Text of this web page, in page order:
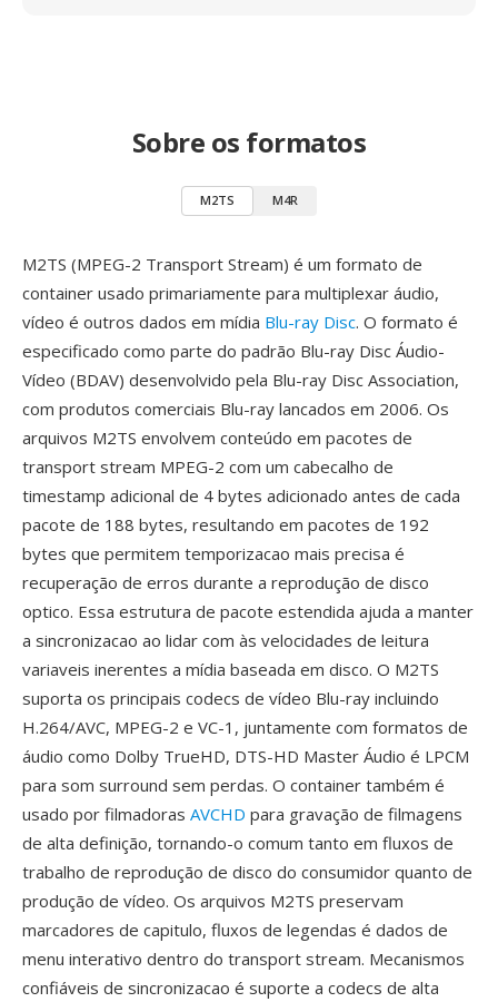
Sobre os formatos
M2TS M4R
M2TS (MPEG-2 Transport Stream) é um formato de
container usado primariamente para multiplexar áudio,
vídeo é outros dados em mídia Blu-ray Disc. O formato é
especificado como parte do padrão Blu-ray Disc Áudio-
Vídeo (BDAV) desenvolvido pela Blu-ray Disc Association,
com produtos comerciais Blu-ray lancados em 2006. Os
arquivos M2TS envolvem conteúdo em pacotes de
transport stream MPEG-2 com um cabecalho de
timestamp adicional de 4 bytes adicionado antes de cada
pacote de 188 bytes, resultando em pacotes de 192
bytes que permitem temporizacao mais precisa é
recuperação de erros durante a reprodução de disco
optico. Essa estrutura de pacote estendida ajuda a manter
a sincronizacao ao lidar com às velocidades de leitura
variaveis inerentes a mídia baseada em disco. O M2TS
suporta os principais codecs de vídeo Blu-ray incluindo
H.264/AVC, MPEG-2 e VC-1, juntamente com formatos de
áudio como Dolby TrueHD, DTS-HD Master Áudio é LPCM
para som surround sem perdas. O container também é
usado por filmadoras AVCHD para gravação de filmagens
de alta definição, tornando-o comum tanto em fluxos de
trabalho de reprodução de disco do consumidor quanto de
produção de vídeo. Os arquivos M2TS preservam
marcadores de capitulo, fluxos de legendas é dados de
menu interativo dentro do transport stream. Mecanismos
confiáveis de sincronizacao é suporte a codecs de alta